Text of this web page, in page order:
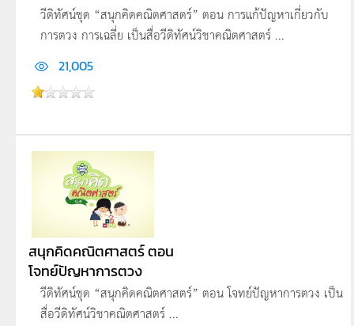
วีดิทัศน์ชุด “สนุกคิดคณิตศาสตร์” ตอน การแก้ปัญหาเกี่ยวกับ
การตวง การเฉลี่ย เป็นสื่อวีดิทัศน์วิชาคณิตศาสตร์ ...
21,005
สนุกคิดคณิตศาสตร์ ตอน
โจทย์ปัญหาการตวง
วีดิทัศน์ชุด “สนุกคิดคณิตศาสตร์” ตอน โจทย์ปัญหาการตวง เป็น
สื่อวีดิทัศน์วิชาคณิตศาสตร์ ...